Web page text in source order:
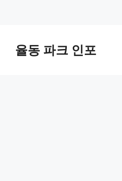
율동 파크 인포